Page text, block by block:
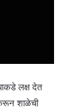
लक्ष देत
शाळेची